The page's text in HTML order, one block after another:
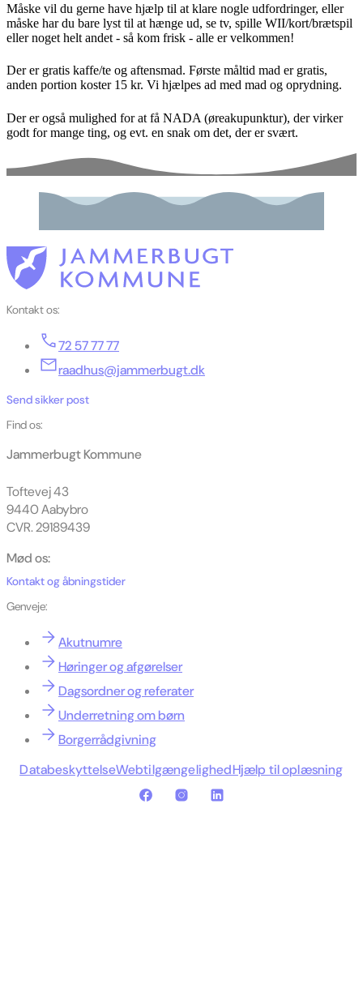
Måske vil du gerne have hjælp til at klare nogle udfordringer, eller
måske har du bare lyst til at hænge ud, se tv, spille WII/kort/brætspil
eller noget helt andet - så kom frisk - alle er velkommen!
Der er gratis kaffe/te og aftensmad. Første måltid mad er gratis,
anden portion koster 15 kr. Vi hjælpes ad med mad og oprydning.
Der er også mulighed for at få NADA (øreakupunktur), der virker
godt for mange ting, og evt. en snak om det, der er svært.
Kontakt os:
72 57 77 77
raadhus@jammerbugt.dk
Send sikker post
Find os:
Jammerbugt Kommune
Toftevej 43
9440 Aabybro
CVR. 29189439
Mød os:
Kontakt og åbningstider
Genveje:
Akutnumre
Høringer og afgørelser
Dagsordner og referater
Underretning om børn
Borgerrådgivning
DatabeskyttelseWebtilgængelighedHjælp til oplæsning